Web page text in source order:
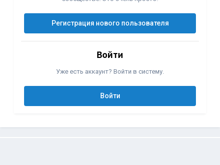
Регистрация нового пользователя
Войти
Уже есть аккаунт? Войти в систему.
Войти